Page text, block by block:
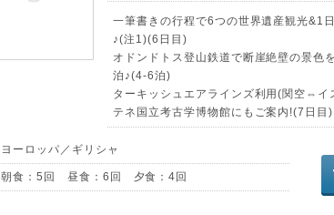
一筆書きの行程で6つの世界遺産観光&1
♪(注1)(6日目)
オドンドトス登山鉄道で断崖絶壁の景色
泊♪(4-6泊)
ターキッシュエアラインズ利用(関空⇔
テネ国立考古学博物館にもご案内!(7日目)
ヨーロッパ／ギリシャ
朝食：5回 昼食：6回 夕食：4回